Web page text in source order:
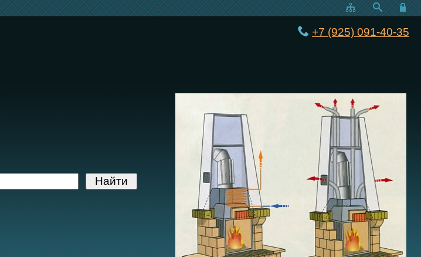
+7 (925) 091-40-35